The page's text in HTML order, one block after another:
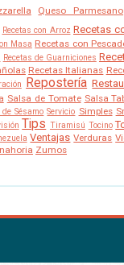
Queso Parmesano
Recetas con Arroz Recetas
Masa Recetas con
Recetas de Guarniciones
Recetas Italianas
Repostería
Salsa de Tomate Salsa
Sésamo Servicio Simples
Tips Tiramisú Tocino
Ventajas Verduras
Zumos